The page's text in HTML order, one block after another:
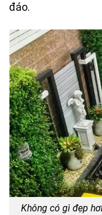
đáo.
Không có gì đẹp